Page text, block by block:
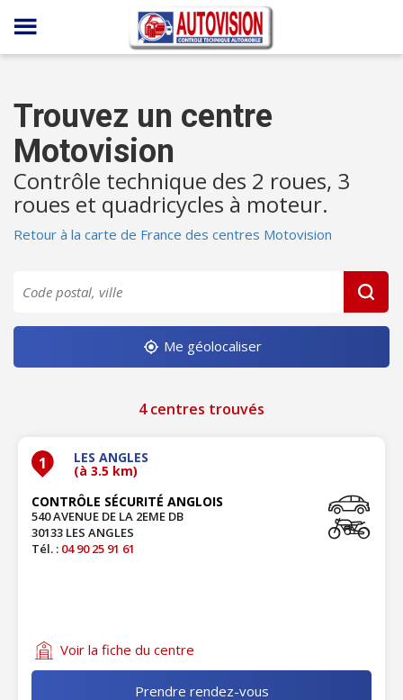
Panneau de gestion des cookies
Trouvez un centre
Motovision
Contrôle technique des 2 roues, 3
roues et quadricycles à moteur.
Retour à la carte de France des centres Motovision
Me géolocaliser
4 centres trouvés
1 LES ANGLES
(à 3.5 km)
CONTRÔLE SÉCURITÉ ANGLOIS
540 AVENUE DE LA 2EME DB
30133 LES ANGLES
Tél. : 04 90 25 91 61
Voir la fiche du centre
Prendre rendez-vous